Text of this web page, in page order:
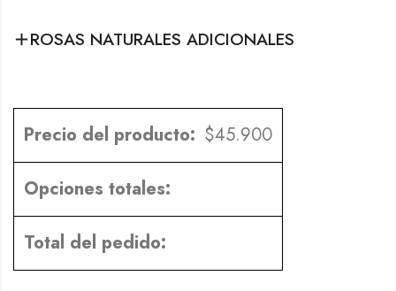
ROSAS NATURALES ADICIONALES
Precio del producto: $45.900
Opciones totales:
Total del pedido: